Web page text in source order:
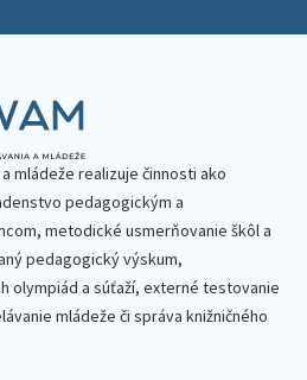
mládeže realizuje činnosti ako
pedagogickým a
metodické usmerňovanie škôl a
pedagogický výskum,
olympiád a súťaží, externé testovanie
mládeže či správa knižničného